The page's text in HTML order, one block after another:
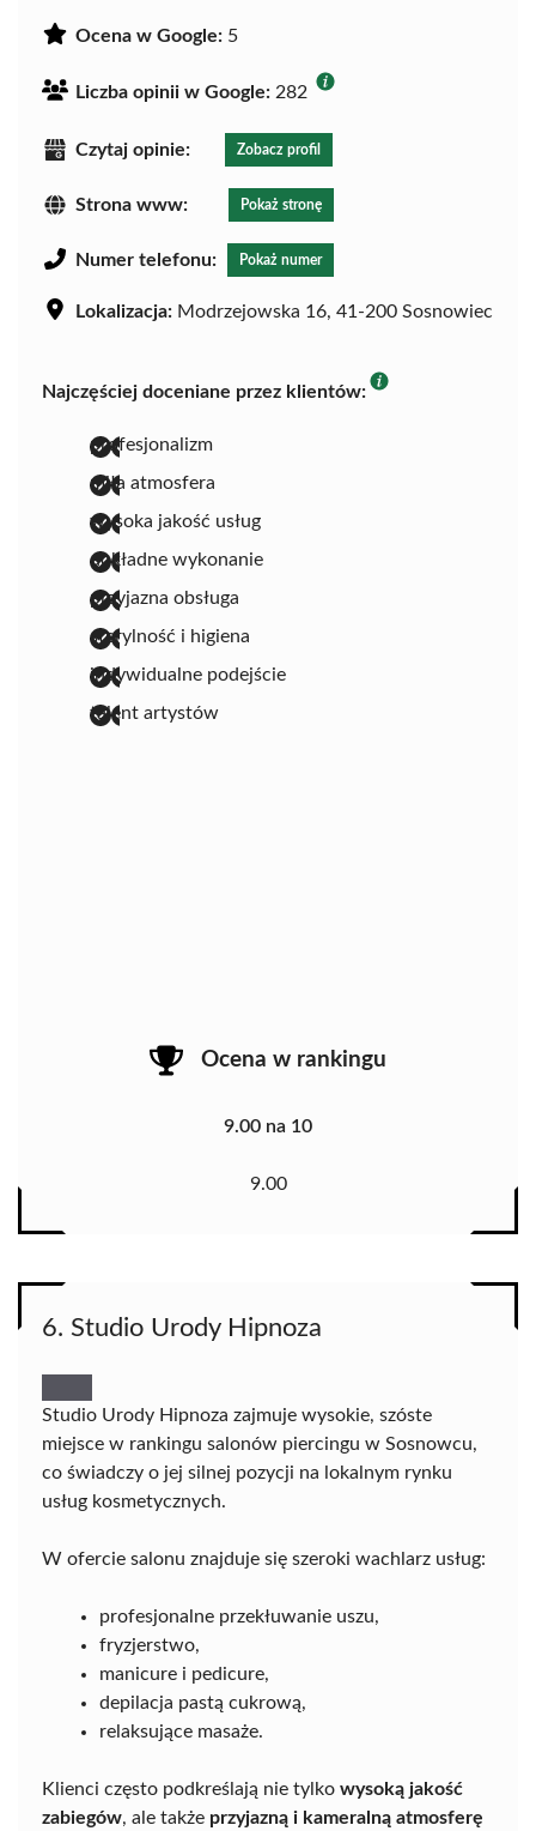
Ocena w Google: 5
Liczba opinii w Google: 282
Czytaj opinie: Zobacz profil
Strona www: Pokaż stronę
Numer telefonu: Pokaż numer
Lokalizacja: Modrzejowska 16, 41-200 Sosnowiec
Najczęściej doceniane przez klientów:
profesjonalizm
miła atmosfera
wysoka jakość usług
dokładne wykonanie
przyjazna obsługa
sterylność i higiena
indywidualne podejście
talent artystów
Ocena w rankingu
9.00 na 10
9.00
6. Studio Urody Hipnoza
Studio Urody Hipnoza zajmuje wysokie, szóste
miejsce w rankingu salonów piercingu w Sosnowcu,
co świadczy o jej silnej pozycji na lokalnym rynku
usług kosmetycznych.
W ofercie salonu znajduje się szeroki wachlarz usług:
profesjonalne przekłuwanie uszu,
fryzjerstwo,
manicure i pedicure,
depilacja pastą cukrową,
relaksujące masaże.
Klienci często podkreślają nie tylko wysoką jakość
zabiegów, ale także przyjazną i kameralną atmosferę